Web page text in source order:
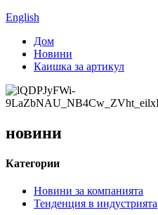
English
Дом
Новини
Каишка за артикул
новини
Категории
Новини за компанията
Тенденция в индустрията